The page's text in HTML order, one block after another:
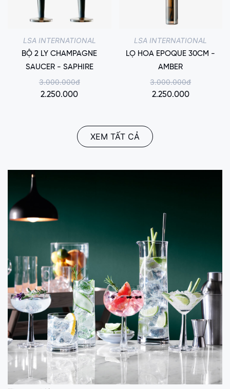
LSA INTERNATIONAL
BỘ 2 LY CHAMPAGNE
SAUCER - SAPHIRE
3.000.000đ
2.250.000
LSA INTERNATIONAL
LỌ HOA EPOQUE 30CM -
AMBER
3.000.000đ
2.250.000
XEM TẤT CẢ